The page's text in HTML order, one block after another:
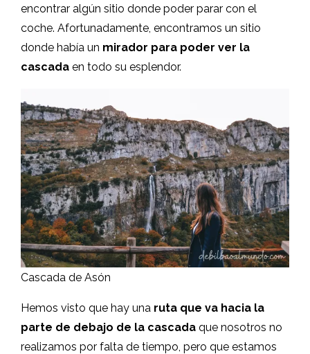
encontrar algún sitio donde poder parar con el
coche. Afortunadamente, encontramos un sitio
donde había un mirador para poder ver la
cascada en todo su esplendor.
Cascada de Asón
Hemos visto que hay una ruta que va hacia la
parte de debajo de la cascada que nosotros no
realizamos por falta de tiempo, pero que estamos